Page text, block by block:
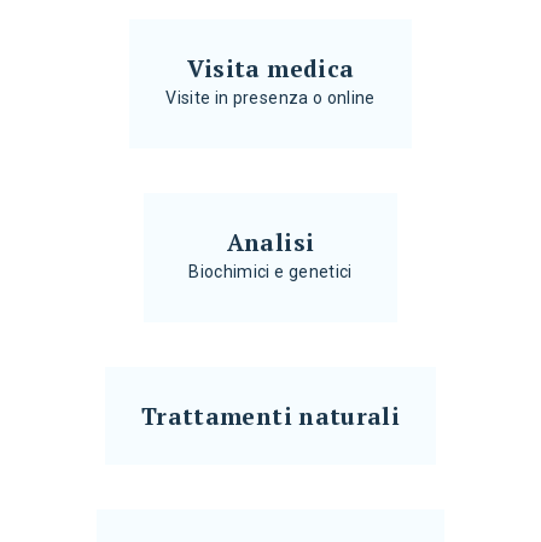
Visita medica
Visite in presenza o online
Analisi
Biochimici e genetici
Trattamenti naturali